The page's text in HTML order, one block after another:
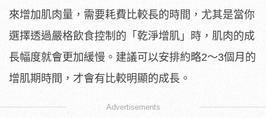
來增加肌肉量，需要耗費比較長的時間，尤其是當你
選擇透過嚴格飲食控制的「乾淨增肌」時，肌肉的成
長幅度就會更加緩慢。建議可以安排約略2～3個月的
增肌期時間，才會有比較明顯的成長。
Advertisements